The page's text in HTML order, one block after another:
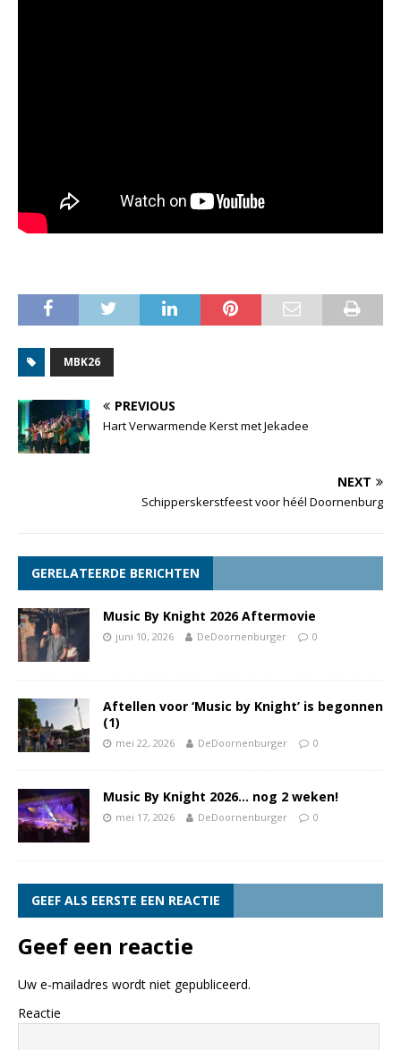
MBK26
PREVIOUS
Hart Verwarmende Kerst met Jekadee
NEXT
Schipperskerstfeest voor héél Doornenburg
GERELATEERDE BERICHTEN
Music By Knight 2026 Aftermovie
juni 10, 2026 DeDoornenburger 0
Aftellen voor ‘Music by Knight’ is begonnen
(1)
mei 22, 2026 DeDoornenburger 0
Music By Knight 2026… nog 2 weken!
mei 17, 2026 DeDoornenburger 0
GEEF ALS EERSTE EEN REACTIE
Geef een reactie
Uw e-mailadres wordt niet gepubliceerd.
Reactie